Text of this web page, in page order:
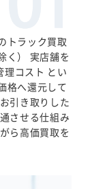
トラック買取
く） 実店舗を
理コスト とい
格へ還元して
引き取りした
させる仕組み
ら高価買取を